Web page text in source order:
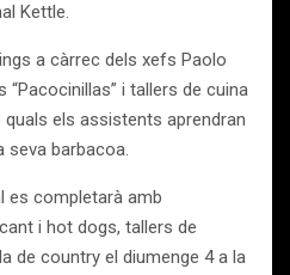
Kettle.
a càrrec dels xefs Paolo
“Pacocinillas” i tallers de cuina
els assistents aprendran
seva barbacoa.
es completarà amb
i hot dogs, tallers de
de country el diumenge 4 a la